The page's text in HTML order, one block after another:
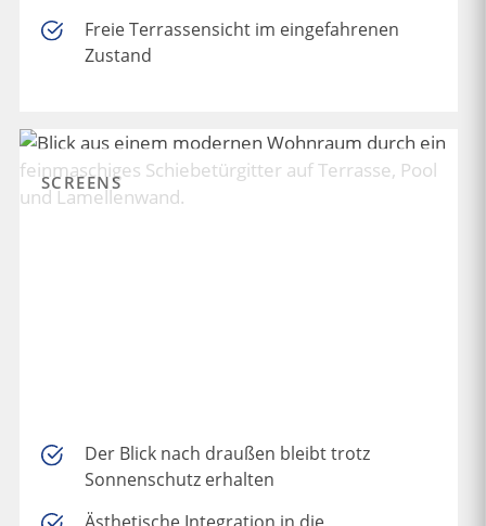
Freie Terrassensicht im eingefahrenen
Zustand
SCREENS
Der Blick nach draußen bleibt trotz
Sonnenschutz erhalten